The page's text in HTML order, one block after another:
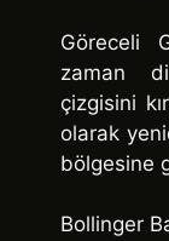
Göreceli
zaman
çizgisini
olarak
bölgesine
Bollinger